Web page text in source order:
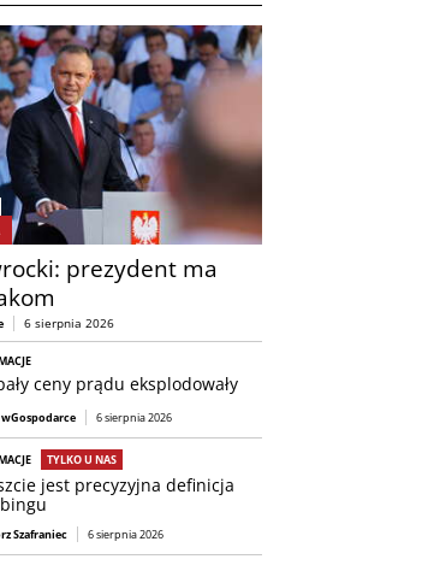
prezydent ma
6 sierpnia 2026
ceny prądu eksplodowały
wGospodarce 6 sierpnia 2026
TYLKO U NAS
jest precyzyjna definicja
Szafraniec 6 sierpnia 2026